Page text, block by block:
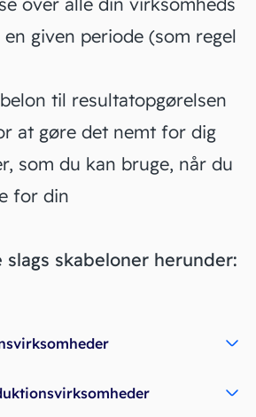
given periode (som regel
til resultatopgørelsen
at gøre det nemt for dig
som du kan bruge, når du
for din
skabeloner herunder: